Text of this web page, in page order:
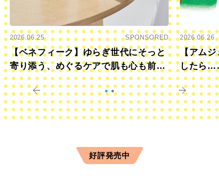
2026.06.25 SPONSORED
【ベネフィーク】ゆらぎ世代にそっと
寄り添う、めぐるケアで肌も心も前向
きに
2026.06.26
【アムジ
したら
すか？
好評発売中